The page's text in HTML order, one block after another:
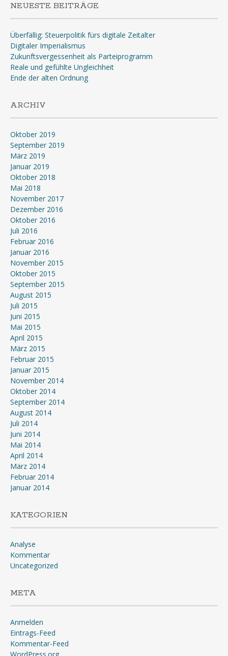
NEUESTE BEITRÄGE
Überfällig: Steuerpolitik fürs digitale Zeitalter
Digitaler Imperialismus
Zukunftsvergessenheit als Parteiprogramm
Reale und gefühlte Ungleichheit
Ende der alten Ordnung
ARCHIV
Oktober 2019
September 2019
März 2019
Januar 2019
Oktober 2018
Mai 2018
November 2017
Dezember 2016
Oktober 2016
Juli 2016
Februar 2016
Januar 2016
November 2015
Oktober 2015
September 2015
August 2015
Juli 2015
Juni 2015
Mai 2015
April 2015
März 2015
Februar 2015
Januar 2015
November 2014
Oktober 2014
September 2014
August 2014
Juli 2014
Juni 2014
Mai 2014
April 2014
März 2014
Februar 2014
Januar 2014
KATEGORIEN
Analyse
Kommentar
Uncategorized
META
Anmelden
Eintrags-Feed
Kommentar-Feed